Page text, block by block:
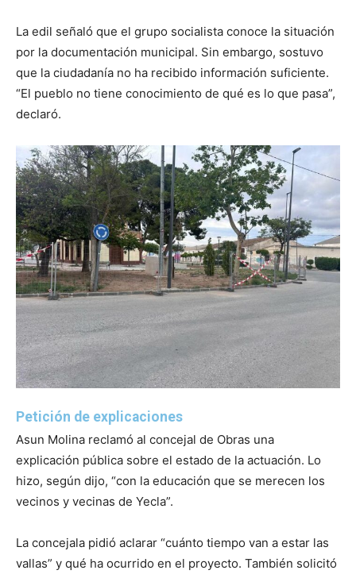
La edil señaló que el grupo socialista conoce la situación
por la documentación municipal. Sin embargo, sostuvo
que la ciudadanía no ha recibido información suficiente.
“El pueblo no tiene conocimiento de qué es lo que pasa”,
declaró.
Petición de explicaciones
Asun Molina reclamó al concejal de Obras una
explicación pública sobre el estado de la actuación. Lo
hizo, según dijo, “con la educación que se merecen los
vecinos y vecinas de Yecla”.
La concejala pidió aclarar “cuánto tiempo van a estar las
vallas” y qué ha ocurrido en el proyecto. También solicitó